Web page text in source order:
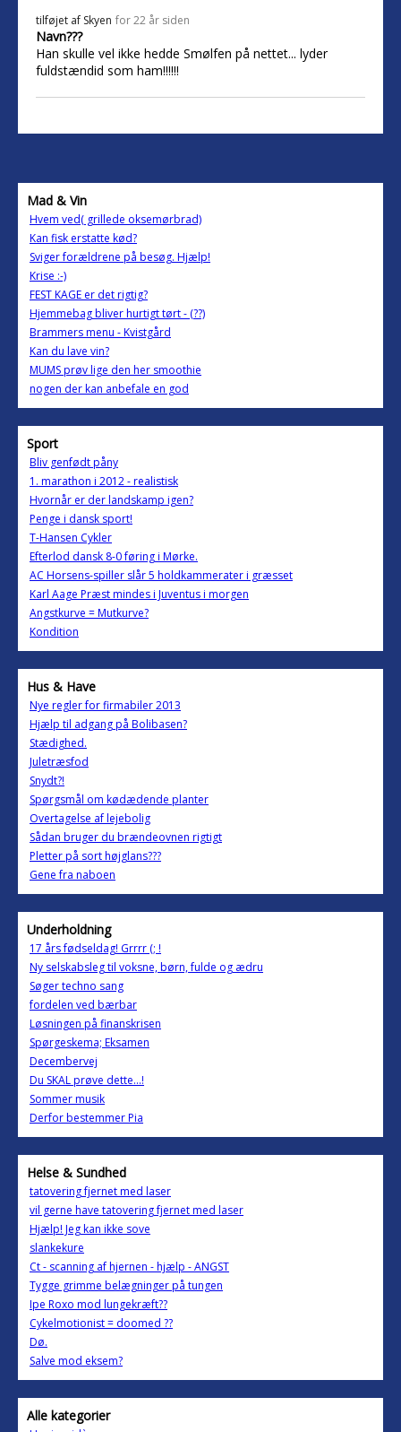
tilføjet af Skyen for 22 år siden
Navn???
Han skulle vel ikke hedde Smølfen på nettet... lyder
fuldstændid som ham!!!!!!
Mad & Vin
Hvem ved( grillede oksemørbrad)
Kan fisk erstatte kød?
Sviger forældrene på besøg. Hjælp!
Krise :-)
FEST KAGE er det rigtig?
Hjemmebag bliver hurtigt tørt - (??)
Brammers menu - Kvistgård
Kan du lave vin?
MUMS prøv lige den her smoothie
nogen der kan anbefale en god
Sport
Bliv genfødt påny
1. marathon i 2012 - realistisk
Hvornår er der landskamp igen?
Penge i dansk sport!
T-Hansen Cykler
Efterlod dansk 8-0 føring i Mørke.
AC Horsens-spiller slår 5 holdkammerater i græsset
Karl Aage Præst mindes i Juventus i morgen
Angstkurve = Mutkurve?
Kondition
Hus & Have
Nye regler for firmabiler 2013
Hjælp til adgang på Bolibasen?
Stædighed.
Juletræsfod
Snydt?!
Spørgsmål om kødædende planter
Overtagelse af lejebolig
Sådan bruger du brændeovnen rigtigt
Pletter på sort højglans???
Gene fra naboen
Underholdning
17 års fødseldag! Grrrr (; !
Ny selskabsleg til voksne, børn, fulde og ædru
Søger techno sang
fordelen ved bærbar
Løsningen på finanskrisen
Spørgeskema; Eksamen
Decembervej
Du SKAL prøve dette...!
Sommer musik
Derfor bestemmer Pia
Helse & Sundhed
tatovering fjernet med laser
vil gerne have tatovering fjernet med laser
Hjælp! Jeg kan ikke sove
slankekure
Ct - scanning af hjernen - hjælp - ANGST
Tygge grimme belægninger på tungen
Ipe Roxo mod lungekræft??
Cykelmotionist = doomed ??
Dø.
Salve mod eksem?
Alle kategorier